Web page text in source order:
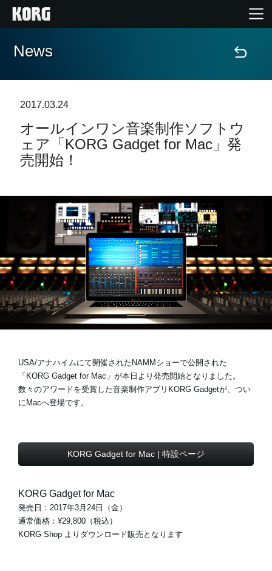
Home
Import Products
Features
Events
Support
Store Locator
News
Social Media
About KORG
News
2017.03.24
オールインワン音楽制作ソフトウ
ェア「KORG Gadget for Mac」発
売開始！
USA/アナハイムにて開催されたNAMMショーで公開された
「KORG Gadget for Mac」が本日より発売開始となりました。
数々のアワードを受賞した音楽制作アプリKORG Gadgetが、つい
にMacへ登場です。
KORG Gadget for Mac | 特設ページ
KORG Gadget for Mac
発売日：2017年3月24日（金）
通常価格：¥29,800（税込）
KORG Shop よりダウンロード販売となります